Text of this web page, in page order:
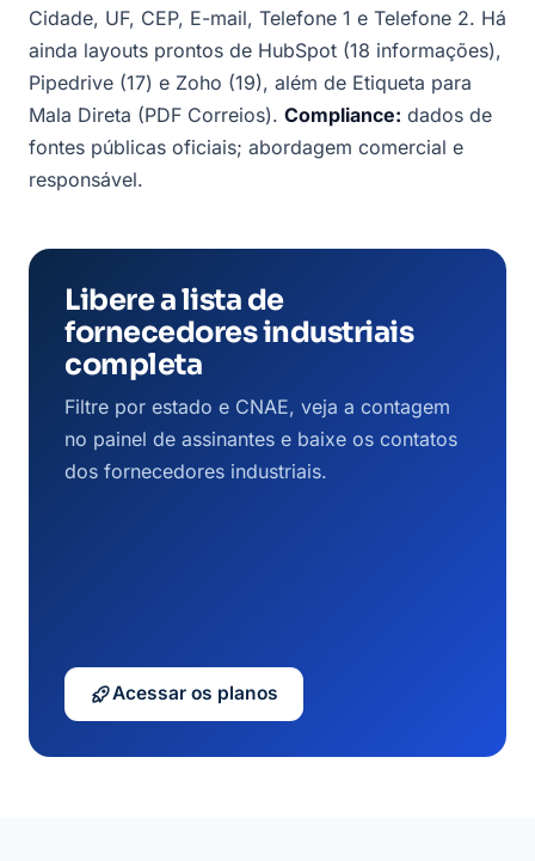
Cidade, UF, CEP, E-mail, Telefone 1 e Telefone 2. Há
ainda layouts prontos de HubSpot (18 informações),
Pipedrive (17) e Zoho (19), além de Etiqueta para
Mala Direta (PDF Correios). Compliance: dados de
fontes públicas oficiais; abordagem comercial e
responsável.
Libere a lista de
fornecedores industriais
completa
Filtre por estado e CNAE, veja a contagem
no painel de assinantes e baixe os contatos
dos fornecedores industriais.
Acessar os planos